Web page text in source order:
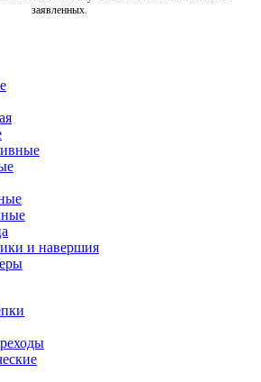
заявленных.
и навершия